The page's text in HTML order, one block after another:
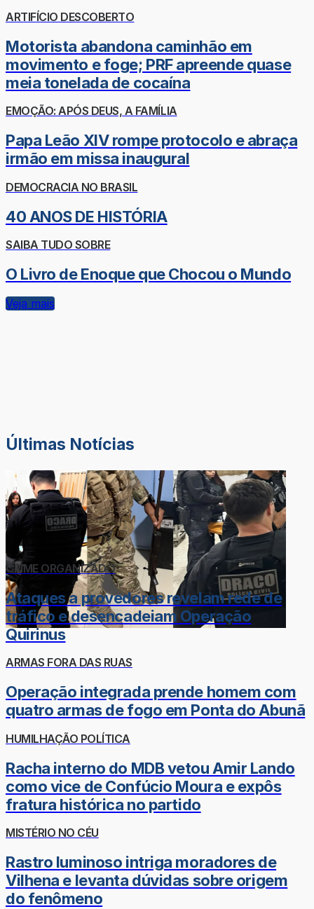
ARTIFÍCIO DESCOBERTO
Motorista abandona caminhão em
movimento e foge; PRF apreende quase
meia tonelada de cocaína
EMOÇÃO: APÓS DEUS, A FAMÍLIA
Papa Leão XIV rompe protocolo e abraça
irmão em missa inaugural
DEMOCRACIA NO BRASIL
40 ANOS DE HISTÓRIA
SAIBA TUDO SOBRE
O Livro de Enoque que Chocou o Mundo
Veja mais
Últimas Notícias
CRIME ORGANIZADO
Ataques a provedores revelam rede de
tráfico e desencadeiam Operação
Quirinus
ARMAS FORA DAS RUAS
Operação integrada prende homem com
quatro armas de fogo em Ponta do Abunã
HUMILHAÇÃO POLÍTICA
Racha interno do MDB vetou Amir Lando
como vice de Confúcio Moura e expôs
fratura histórica no partido
MISTÉRIO NO CÉU
Rastro luminoso intriga moradores de
Vilhena e levanta dúvidas sobre origem
do fenômeno